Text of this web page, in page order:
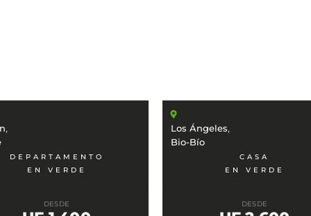
,
DEPARTAMENTO
EN VERDE
DESDE
Los Ángeles,
Bio-Bío
CASA
EN VERDE
DESDE